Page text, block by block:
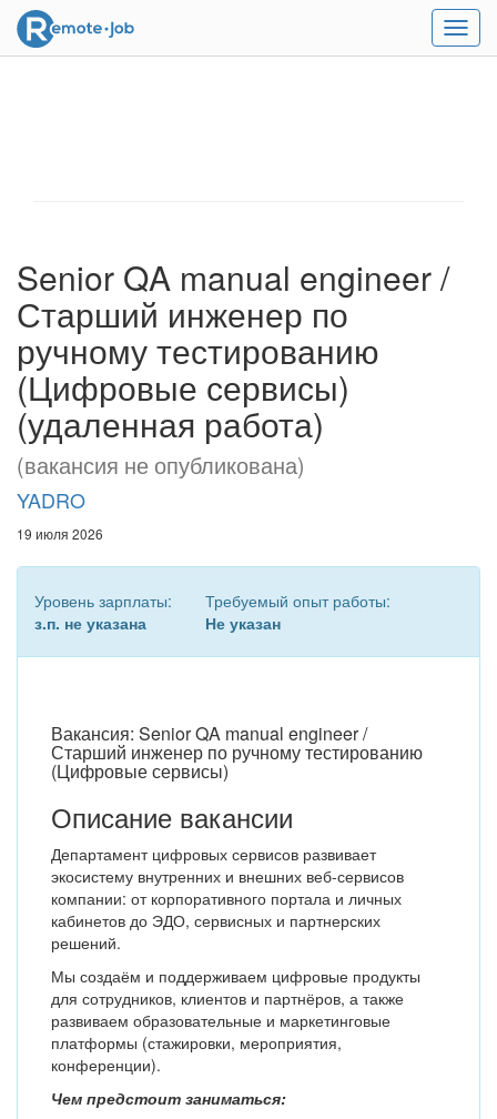
Меню
Senior QA manual engineer /
Старший инженер по
ручному тестированию
(Цифровые сервисы)
(удаленная работа)
(вакансия не опубликована)
YADRO
19 июля 2026
Уровень зарплаты:
з.п. не указана
Требуемый опыт работы:
Не указан
Вакансия: Senior QA manual engineer /
Старший инженер по ручному тестированию
(Цифровые сервисы)
Описание вакансии
Департамент цифровых сервисов развивает
экосистему внутренних и внешних веб-сервисов
компании: от корпоративного портала и личных
кабинетов до ЭДО, сервисных и партнерских
решений.
Мы создаём и поддерживаем цифровые продукты
для сотрудников, клиентов и партнёров, а также
развиваем образовательные и маркетинговые
платформы (стажировки, мероприятия,
конференции).
Чем предстоит заниматься: